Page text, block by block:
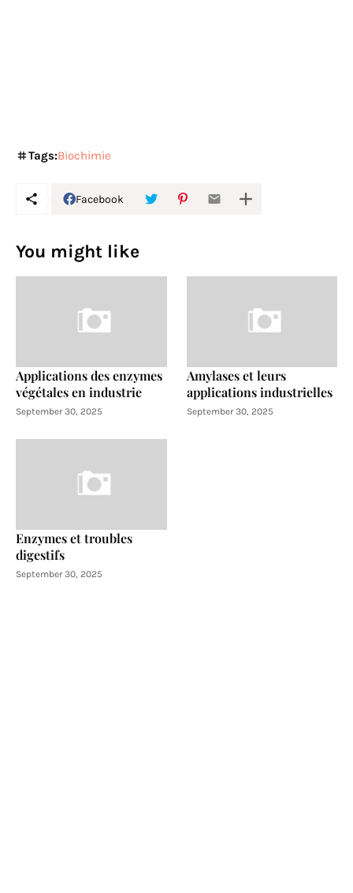
Tags:Biochimie
Facebook
You might like
Applications des enzymes
végétales en industrie
September 30, 2025
Amylases et leurs
applications industrielles
September 30, 2025
Enzymes et troubles
digestifs
September 30, 2025